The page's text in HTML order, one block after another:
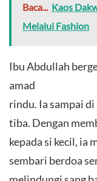
Baca... Kaos
Melalui Fashion
Ibu Abdullah
amad
rindu. Ia sampai
tiba. Dengan
kepada si kecil, ia
sembari berdoa